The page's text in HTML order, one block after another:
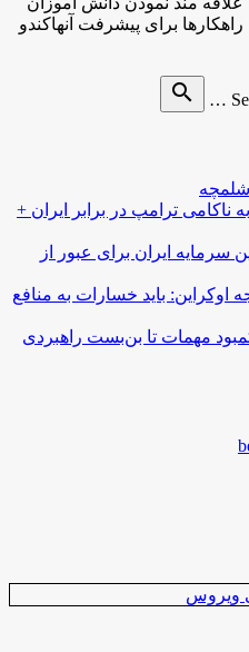
برای پیشرفت آنهاکندو
search
شلمچه
ناکامی ترامپ در برابر ایران +
ایران برای عبور از
باید خسارات به منافع
مهمات تا بن‌بست راهبردی
ویروس